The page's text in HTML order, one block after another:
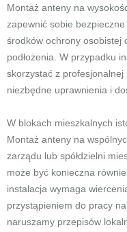
Montaż anteny na
zapewnić sobie
środków ochrony osobistej
podłożenia. W przypadku
skorzystać z
niezbędne uprawnienia i
W blokach mieszkalnych
Montaż anteny na
zarządu lub spółdzielni
może być konieczna
instalacja wymaga
przystąpieniem do pracy
naruszamy przepisów